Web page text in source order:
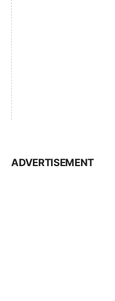
ADVERTISEMENT